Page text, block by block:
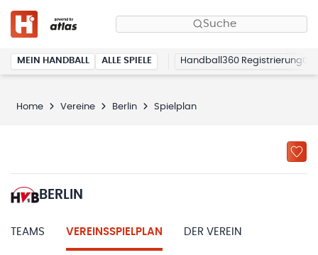
Suche
MEIN HANDBALL ALLE SPIELE Handball360 Registrierung
Home Vereine Berlin Spielplan
BERLIN
TEAMS VEREINSSPIELPLAN DER VEREIN